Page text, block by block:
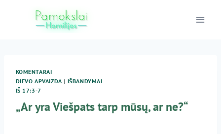
KOMENTARAI
DIEVO APVAIZDA | IŠBANDYMAI
IŠ 17:3-7
„Ar yra Viešpats tarp mūsų, ar ne?“